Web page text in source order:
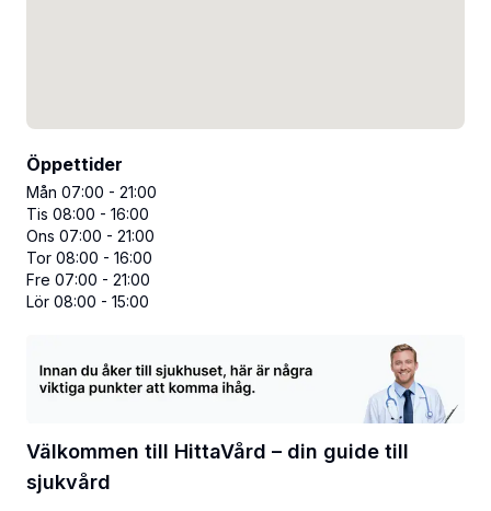
Öppettider
Mån 07:00 - 21:00
Tis 08:00 - 16:00
Ons 07:00 - 21:00
Tor 08:00 - 16:00
Fre 07:00 - 21:00
Lör 08:00 - 15:00
Välkommen till HittaVård – din guide till
sjukvård